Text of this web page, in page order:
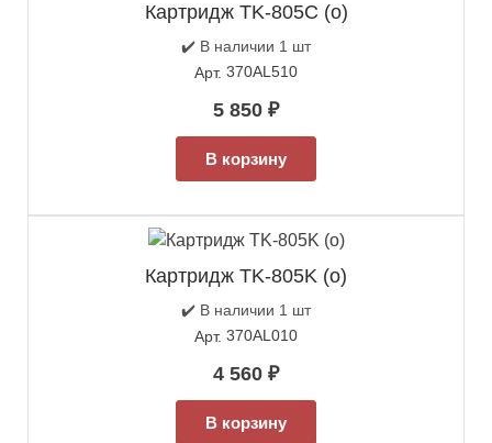
Картридж TK-805C (о)
✔️ В наличии 1 шт
Арт. 370AL510
5 850 ₽
В корзину
Картридж TK-805K (о)
✔️ В наличии 1 шт
Арт. 370AL010
4 560 ₽
В корзину